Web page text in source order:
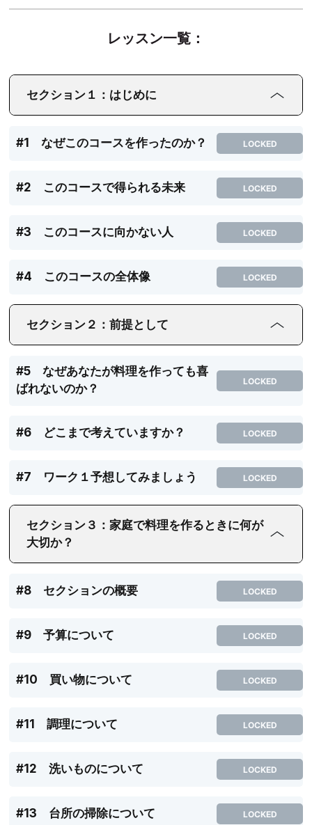
レッスン一覧：
セクション１：はじめに
#1 なぜこのコースを作ったのか？ LOCKED
#2 このコースで得られる未来 LOCKED
#3 このコースに向かない人 LOCKED
#4 このコースの全体像 LOCKED
セクション２：前提として
#5 なぜあなたが料理を作っても喜
ばれないのか？
LOCKED
#6 どこまで考えていますか？ LOCKED
#7 ワーク１予想してみましょう LOCKED
セクション３：家庭で料理を作るときに何が
大切か？
#8 セクションの概要 LOCKED
#9 予算について LOCKED
#10 買い物について LOCKED
#11 調理について LOCKED
#12 洗いものについて LOCKED
#13 台所の掃除について LOCKED